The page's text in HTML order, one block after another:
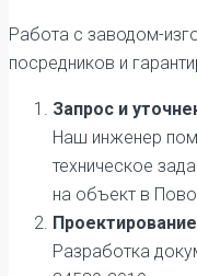
Работа с заводом-
посредников и
Запрос и
Наш инженер
техническое
на объект в
Разработка